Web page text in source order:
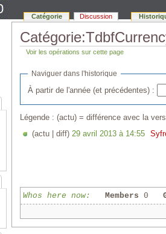
Voir les opérations sur cette page
Naviguer dans l'historique
À partir de l'année (et précédentes) :
Légende : (actu) = différence avec la
(actu | diff) 29 avril 2013 à 14:55‎
Whos here now: Members 0
Catégorie Discussion